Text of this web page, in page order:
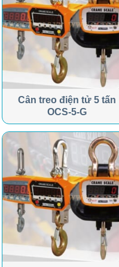
Cân treo điện tử 5 tấn
OCS-5-G